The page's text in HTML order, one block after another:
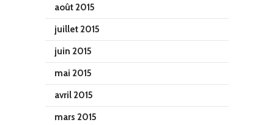
août 2015
juillet 2015
juin 2015
mai 2015
avril 2015
mars 2015